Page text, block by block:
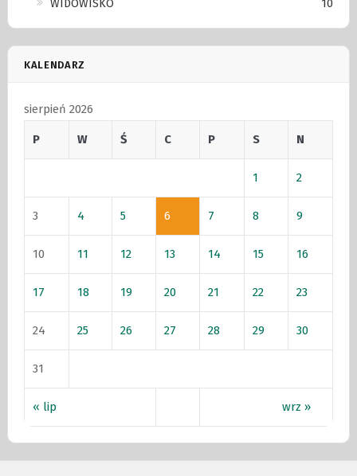
WIDOWISKO
10
KALENDARZ
sierpień 2026
P W Ś C P S N
« lip wrz »
1 2
3 4 5 6 7 8 9
10 11 12 13 14 15 16
17 18 19 20 21 22 23
24 25 26 27 28 29 30
31